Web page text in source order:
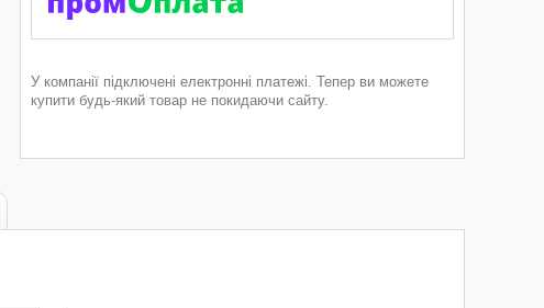
У компанії підключені електронні платежі. Тепер ви можете
купити будь-який товар не покидаючи сайту.